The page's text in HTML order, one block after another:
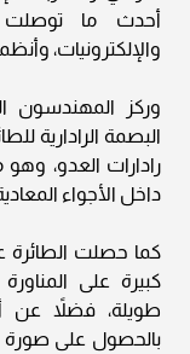
أحدث ما توصلت
والإلكترونيات،
وركز المهندسون
البصمة الرادارية
رادارات العدو، وهو
داخل الأجواء
كما حصلت الطائرة
كبيرة على
طويلة، فضلاً عن
بالحصول على صورة